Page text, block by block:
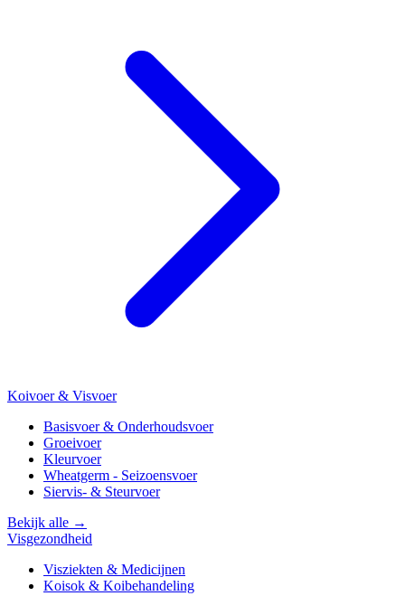
Koivoer & Visvoer
Basisvoer & Onderhoudsvoer
Groeivoer
Kleurvoer
Wheatgerm - Seizoensvoer
Siervis- & Steurvoer
Bekijk alle →
Visgezondheid
Visziekten & Medicijnen
Koisok & Koibehandeling